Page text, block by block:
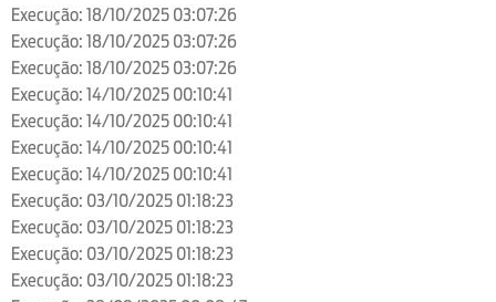
Execução: 18/10/2025 03:07:26
Execução: 18/10/2025 03:07:26
Execução: 18/10/2025 03:07:26
Execução: 14/10/2025 00:10:41
Execução: 14/10/2025 00:10:41
Execução: 14/10/2025 00:10:41
Execução: 14/10/2025 00:10:41
Execução: 03/10/2025 01:18:23
Execução: 03/10/2025 01:18:23
Execução: 03/10/2025 01:18:23
Execução: 03/10/2025 01:18:23